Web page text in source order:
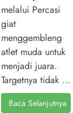
melalui Percasi
giat
menggembleng
atlet muda untuk
menjadi juara.
Targetnya tidak ...
Baca Selanjutnya